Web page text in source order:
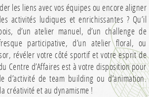
les liens avec vos équipes ou encore aligner
activités ludiques et enrichissantes ? Qu’il
d’un atelier manuel, d’un challenge de
participative, d’un atelier floral, ou
révéler votre côté sportif et votre esprit de
Centre d’Affaires est à votre disposition pour
d’activité de team building ou d’animation.
créativité et au dynamisme !